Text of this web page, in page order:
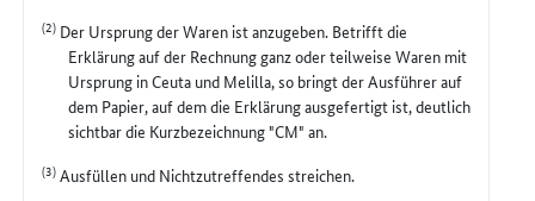
(2) Der Ursprung der Waren ist anzugeben. Betrifft die
Erklärung auf der Rechnung ganz oder teilweise Waren mit
Ursprung in Ceuta und Melilla, so bringt der Ausführer auf
dem Papier, auf dem die Erklärung ausgefertigt ist, deutlich
sichtbar die Kurzbezeichnung "CM" an.
(3)Ausfüllen und Nichtzutreffendes streichen.